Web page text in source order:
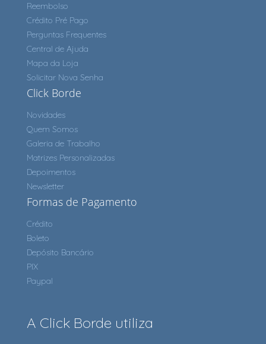
Reembolso
Crédito Pré Pago
Perguntas Frequentes
Central de Ajuda
Mapa da Loja
Solicitar Nova Senha
Click Borde
Novidades
Quem Somos
Galeria de Trabalho
Matrizes Personalizadas
Depoimentos
Newsletter
Formas de Pagamento
Crédito
Boleto
Depósito Bancário
PIX
Paypal
A Click Borde utiliza